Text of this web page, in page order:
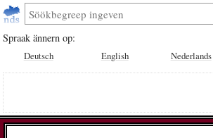
Spraak ännern op:
Deutsch English Nederlands